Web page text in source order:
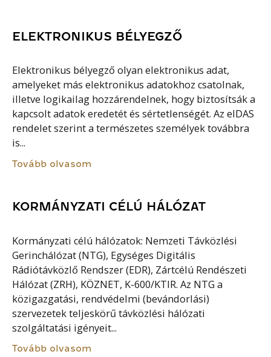
ELEKTRONIKUS BÉLYEGZŐ
Elektronikus bélyegző olyan elektronikus adat,
amelyeket más elektronikus adatokhoz csatolnak,
illetve logikailag hozzárendelnek, hogy biztosítsák a
kapcsolt adatok eredetét és sértetlenségét. Az eIDAS
rendelet szerint a természetes személyek továbbra
is...
Tovább olvasom
KORMÁNYZATI CÉLÚ HÁLÓZAT
Kormányzati célú hálózatok: Nemzeti Távközlési
Gerinchálózat (NTG), Egységes Digitális
Rádiótávközlő Rendszer (EDR), Zártcélú Rendészeti
Hálózat (ZRH), KÖZNET, K-600/KTIR. Az NTG a
közigazgatási, rendvédelmi (bevándorlási)
szervezetek teljeskörű távközlési hálózati
szolgáltatási igényeit...
Tovább olvasom